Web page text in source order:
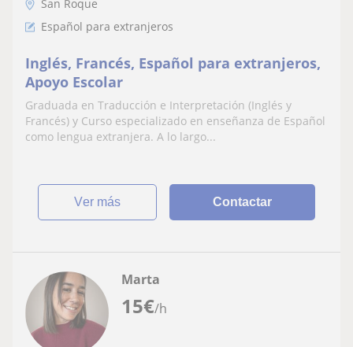
San Roque
Español para extranjeros
Inglés, Francés, Español para extranjeros,
Apoyo Escolar
Graduada en Traducción e Interpretación (Inglés y
Francés) y Curso especializado en enseñanza de Español
como lengua extranjera. A lo largo...
ver más Contactar
15€/h
Marta